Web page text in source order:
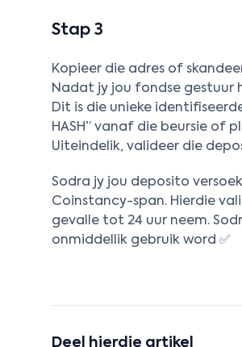
Stap 3
Kopieer die adres of
Nadat jy jou fondse gestuur
Dit is die unieke
HASH” vanaf die beursie of
Uiteindelik, valideer die
Sodra jy jou deposito
Coinstancy-span. Hierdie
gevalle tot 24 uur neem.
onmiddellik gebruik word ✅
Deel hierdie artikel